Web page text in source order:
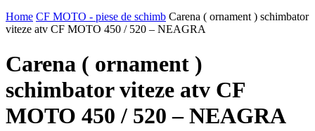
Home CF MOTO - piese de schimb Carena ( ornament ) schimbator
viteze atv CF MOTO 450 / 520 – NEAGRA
Carena ( ornament )
schimbator viteze atv CF
MOTO 450 / 520 – NEAGRA